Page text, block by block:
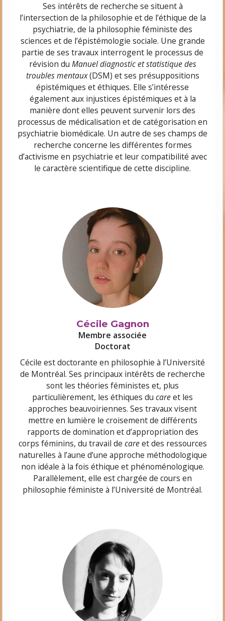
Ses intérêts de recherche se situent à
l’intersection de la philosophie et de l’éthique de la
psychiatrie, de la philosophie féministe des
sciences et de l’épistémologie sociale. Une grande
partie de ses travaux interrogent le processus de
révision du Manuel diagnostic et statistique des
troubles mentaux(DSM) et ses présuppositions
épistémiques et éthiques. Elle s’intéresse
également aux injustices épistémiques et à la
manière dont elles peuvent survenir lors des
processus de médicalisation et de catégorisation en
psychiatrie biomédicale. Un autre de ses champs de
recherche concerne les différentes formes
d’activisme en psychiatrie et leur compatibilité avec
le caractère scientifique de cette discipline.
Cécile Gagnon
Membre associée
Doctorat
Cécile est doctorante en philosophie à l’Université
de Montréal. Ses principaux intérêts de recherche
sont les théories féministes et, plus
particulièrement, les éthiques du careet les
approches beauvoiriennes. Ses travaux visent
mettre en lumière le croisement de différents
rapports de domination et d’appropriation des
corps féminins, du travail de careet des ressources
naturelles à l’aune d’une approche méthodologique
non idéale à la fois éthique et phénoménologique.
Parallèlement, elle est chargée de cours en
philosophie féministe à l’Université de Montréal.